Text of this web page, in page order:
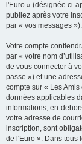
l'Euro » (désignée ci-
publiez après votre
par « vos messages »).
Votre compte
par « votre nom
de vous connecter à
passe ») et une
compte sur « Les
données applicables
informations, en-
votre adresse de
inscription, sont
de l'Euro ». Dans tous